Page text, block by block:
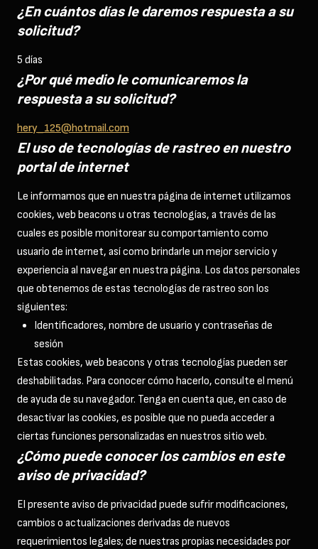
¿En cuántos días le daremos respuesta a su
solicitud?
5 días
¿Por qué medio le comunicaremos la
respuesta a su solicitud?
hery_125@hotmail.com
El uso de tecnologías de rastreo en nuestro
portal de internet
Le informamos que en nuestra página de internet utilizamos
cookies, web beacons u otras tecnologías, a través de las
cuales es posible monitorear su comportamiento como
usuario de internet, así como brindarle un mejor servicio y
experiencia al navegar en nuestra página. Los datos personales
que obtenemos de estas tecnologías de rastreo son los
siguientes:
Identificadores, nombre de usuario y contraseñas de
sesión
Estas cookies, web beacons y otras tecnologías pueden ser
deshabilitadas. Para conocer cómo hacerlo, consulte el menú
de ayuda de su navegador. Tenga en cuenta que, en caso de
desactivar las cookies, es posible que no pueda acceder a
ciertas funciones personalizadas en nuestros sitio web.
¿Cómo puede conocer los cambios en este
aviso de privacidad?
El presente aviso de privacidad puede sufrir modificaciones,
cambios o actualizaciones derivadas de nuevos
requerimientos legales; de nuestras propias necesidades por